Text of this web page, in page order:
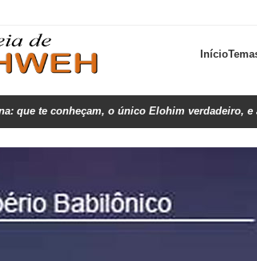
Início
que te conheçam, o único Elohim verdadeiro,